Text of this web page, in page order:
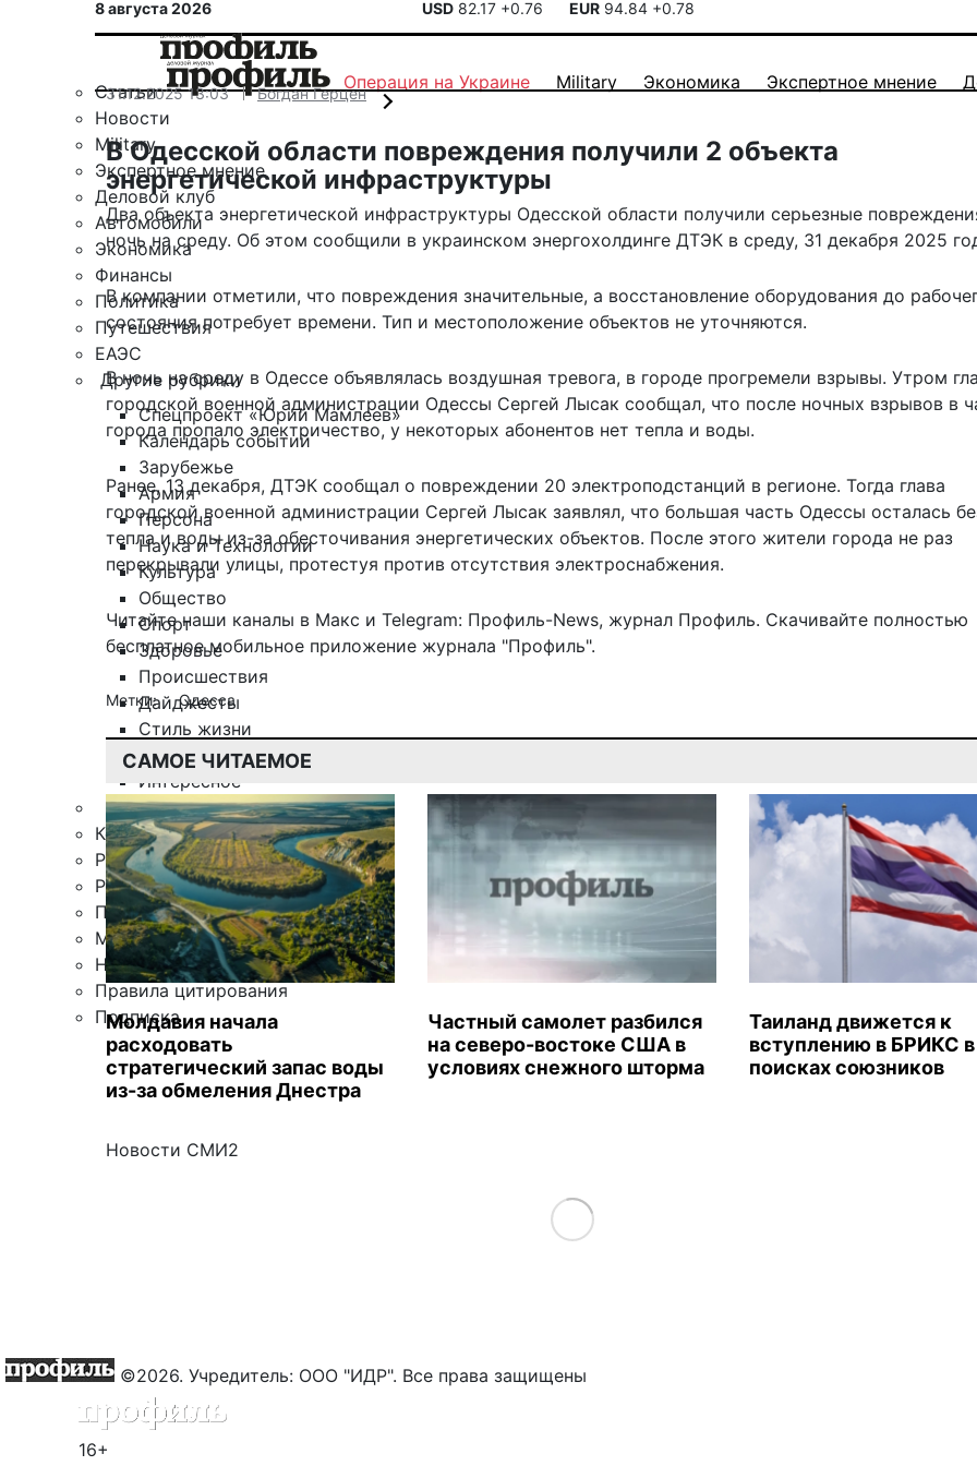
8 августа 2026 USD 82.17 +0.76 EUR 94.84 +0.78
Статьи
Новости
Military
Экспертное мнение
Деловой клуб
Автомобили
Экономика
Финансы
Политика
Путешествия
ЕАЭС
Другие рубрики
Спецпроект «Юрий Мамлеев»
Календарь событий
Зарубежье
Армия
Персона
Наука и Технологии
Культура
Общество
Спорт
Здоровье
Происшествия
Дайджесты
Стиль жизни
Новости партнеров
Интересное
Контакты
Редакция
Рекламная служба
Поиск по сайту
Мобильное приложение
Награды
Правила цитирования
Подписка
Операция на Украине Military Экономика Экспертное мнение
31.12.2025 13:03 Богдан Герцен
В Одесской области повреждения получили 2 объекта
энергетической инфраструктуры
Два объекта энергетической инфраструктуры Одесской области получили серьезные
ночь на среду. Об этом сообщили в украинском энергохолдинге ДТЭК в среду, 31 декабря 2025
В компании отметили, что повреждения значительные, а восстановление оборудования до
состояния потребует времени. Тип и местоположение объектов не уточняются.
В ночь на среду в Одессе объявлялась воздушная тревога, в городе прогремели взрывы. Утром
городской военной администрации Одессы Сергей Лысак сообщал, что после ночных взрывов в
города пропало электричество, у некоторых абонентов нет тепла и воды.
Ранее, 13 декабря, ДТЭК сообщал о повреждении 20 электроподстанций в регионе. Тогда глава
городской военной администрации Сергей Лысак заявлял, что большая часть Одессы осталась
тепла и воды из-за обесточивания энергетических объектов. После этого жители города не раз
перекрывали улицы, протестуя против отсутствия электроснабжения.
Читайте наши каналы в Макс и Telegram: Профиль-News, журнал Профиль. Скачивайте полностью
бесплатное мобильное приложение журнала "Профиль".
Метки: Одесса
САМОЕ ЧИТАЕМОЕ
Молдавия начала
расходовать
стратегический запас воды
из-за обмеления Днестра
Частный самолет разбился
на северо-востоке США в
условиях снежного шторма
Таиланд движется к
вступлению в БРИКС в
поисках союзников
Новости СМИ2
Load More
©2026. Учредитель: ООО "ИДР". Все права защищены
16+